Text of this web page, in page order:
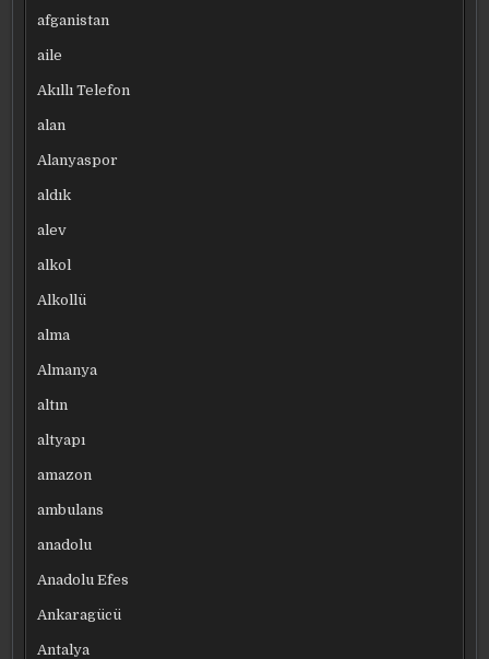
afganistan
aile
Akıllı Telefon
alan
Alanyaspor
aldık
alev
alkol
Alkollü
alma
Almanya
altın
altyapı
amazon
ambulans
anadolu
Anadolu Efes
Ankaragücü
Antalya